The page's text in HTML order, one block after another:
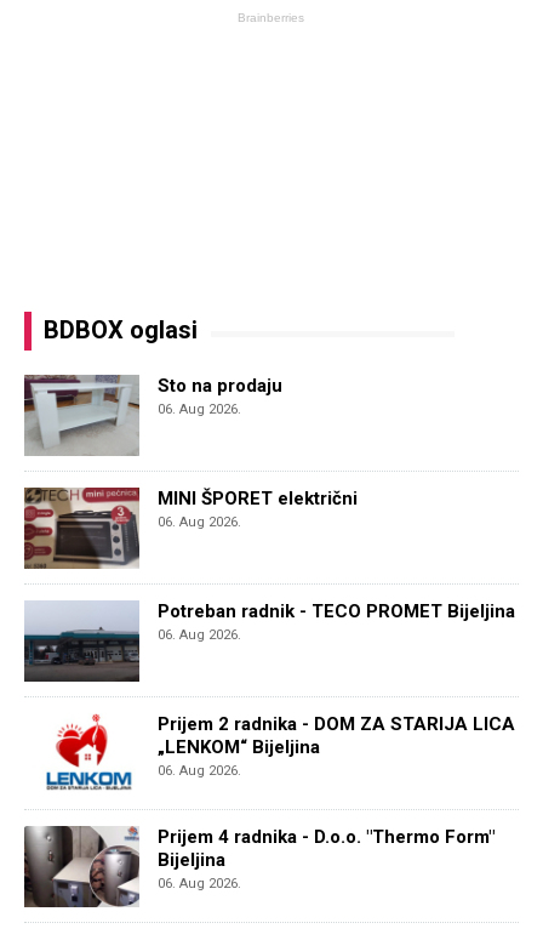
BDBOX oglasi
Sto na prodaju
06. Aug 2026.
MINI ŠPORET električni
06. Aug 2026.
Potreban radnik - TECO PROMET Bijeljina
06. Aug 2026.
Prijem 2 radnika - DOM ZA STARIJA LICA
„LENKOM“ Bijeljina
06. Aug 2026.
Prijem 4 radnika - D.o.o. "Thermo Form"
Bijeljina
06. Aug 2026.